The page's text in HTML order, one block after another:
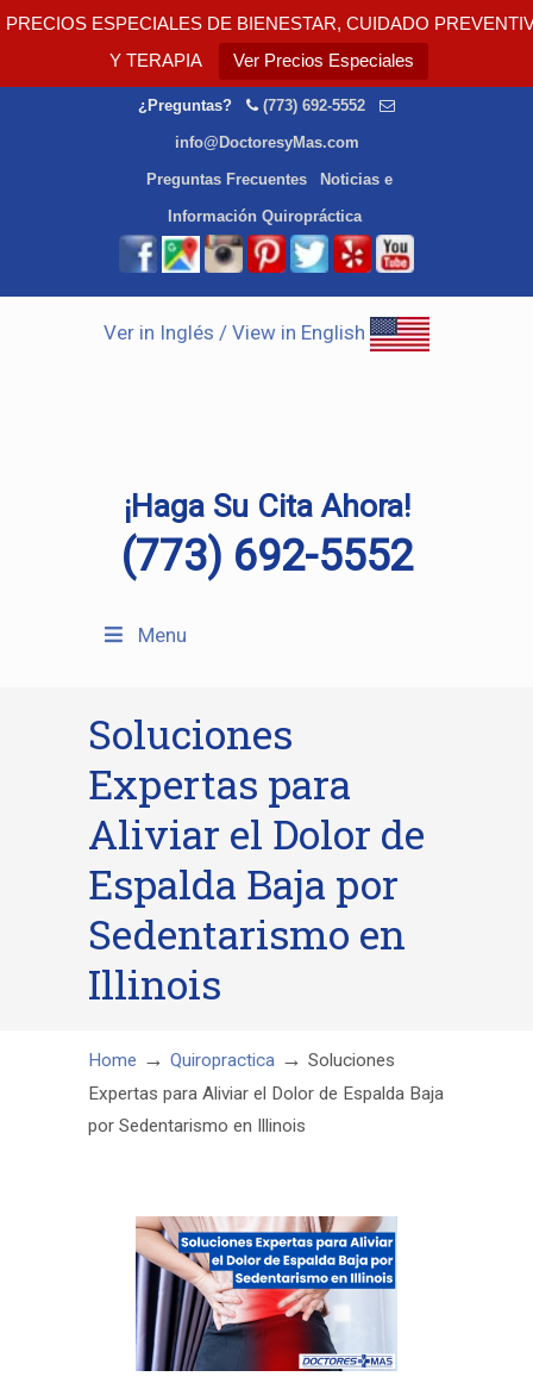
PRECIOS ESPECIALES DE BIENESTAR, CUIDADO
Y TERAPIA
Ver Precios Especiales
¿Preguntas? (773) 692-5552
info@DoctoresyMas.com
Preguntas Frecuentes Noticias e
Información Quiropráctica
Ver in Inglés / View in English
¡Haga Su Cita Ahora!
(773) 692-5552
Menu
Soluciones
Expertas para
Aliviar el Dolor de
Espalda Baja por
Sedentarismo en
Illinois
Home → Quiropractica → Soluciones
Expertas para Aliviar el Dolor de Espalda Baja
por Sedentarismo en Illinois